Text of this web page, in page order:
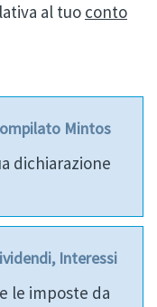
al tuo conto
Mintos
dichiarazione
Interessi
le imposte da